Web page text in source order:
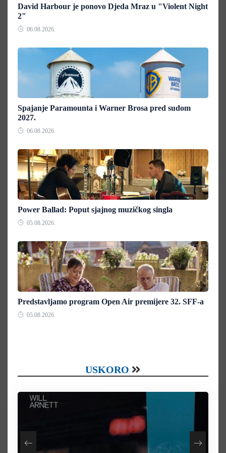
David Harbour je ponovo Djeda Mraz u "Violent Night
2"
06.08.2026.
Spajanje Paramounta i Warner Brosa pred sudom
2027.
06.08.2026.
Power Ballad: Poput sjajnog muzičkog singla
05.08.2026.
Predstavljamo program Open Air premijere 32. SFF-a
05.08.2026.
USKORO